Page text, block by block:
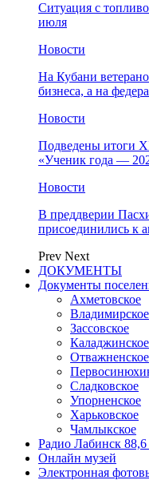
Ситуация с
июля
Новости
На Кубани
бизнеса, а на
Новости
Подведены итоги
«Ученик года —
Новости
В преддверии
присоединились к
Prev Next
ДОКУМЕНТЫ
Документы
Ахметовское
Владимирское
Зассовское
Каладжинское
Отважненское
Сладковское
Упорненское
Харьковское
Чамлыкское
Радио Лабинск
Онлайн музей
Электронная